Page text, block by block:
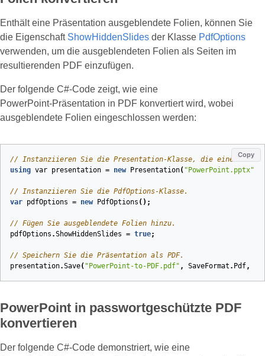
Enthält eine Präsentation ausgeblendete Folien, können Sie
die Eigenschaft ShowHiddenSlides der Klasse PdfOptions
verwenden, um die ausgeblendeten Folien als Seiten im
resultierenden PDF einzufügen.
Der folgende C#‑Code zeigt, wie eine
PowerPoint‑Präsentation in PDF konvertiert wird, wobei
ausgeblendete Folien eingeschlossen werden:
Copy
// Instanziieren Sie die Presentation‑Klasse, die eine
using var presentation = new Presentation( "PowerPoint.pptx"
// Instanziieren Sie die PdfOptions‑Klasse.
var pdfOptions = new PdfOptions ();
// Fügen Sie ausgeblendete Folien hinzu.
pdfOptions .ShowHiddenSlides = true;
// Speichern Sie die Präsentation als PDF.
presentation.Save( "PowerPoint-to-PDF.pdf" , SaveFormat . Pdf,
PowerPoint in passwortgeschützte PDF
konvertieren
Der folgende C#‑Code demonstriert, wie eine